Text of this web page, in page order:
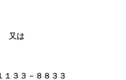
又は
１３３－８８３３